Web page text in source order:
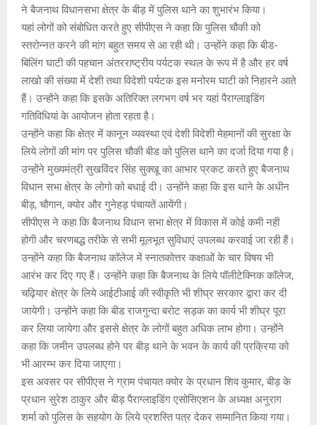
ने बैजनाथ विधानसभा क्षेत्र के बीड़ में पुलिस थाने का शुभारंभ किया।
यहां लोगों को संबोधित करते हुए सीपीएस ने कहा कि पुलिस चौकी को
स्तरोन्नत करने की मांग बहुत समय से आ रही थी। उन्होंने कहा कि बीड-
बिलिंग घाटी की पहचान अंतरराष्ट्रीय पर्यटक स्थल के रूप में है और हर वर्ष
लाखो की संख्या में देशी तथा विदेशी पर्यटक इस मनोरम घाटी को निहारने आते
हैं। उन्होंने कहा कि इसके अतिरिक्त लगभग वर्ष भर यहां पैराग्लाइडिंग
गतिविधियां के आयोजन होता रहता है।
उन्होंने कहा कि क्षेत्र में कानून व्यवस्था एवं देशी विदेशी मेहमानों की सुरक्षा के
लिये लोगों की मांग पर पुलिस चौकी बीड को पुलिस थाने का दर्जा दिया गया है।
उन्होंने मुख्यमंत्री सुखविंदर सिंह सुक्खू का आभार प्रकट करते हुए बैजनाथ
विधान सभा क्षेत्र के लोगो को बधाई दी। उन्होंने कहा कि इस थाने के अधीन
बीड़, चौगान, क्योर और गुनेहड़ पंचायतें आयेंगी।
सीपीएस ने कहा कि बैजनाथ विधान सभा क्षेत्र में विकास में कोई कमी नही
होगी और चरणबद्ध तरीके से सभी मूलभूत सुविधाएं उपलब्ध करवाई जा रही हैं।
उन्होंने कहा कि बैजनाथ कॉलेज में स्नातकोत्तर कक्षाओं के चार विषय भी
आरंभ कर दिए गए हैं। उन्होंने कहा कि बैजनाथ के लिये पॉलीटेक्निक कॉलेज,
चढ़ियार क्षेत्र के लिये आईटीआई की स्वीकृति भी शीघ्र सरकार द्वारा कर दी
जायेगी। उन्होंने कहा कि बीड राजगुन्दा बरोट सड़क का कार्य भी शीघ्र पूरा
कर लिया जायेगा और इससे क्षेत्र के लोगों बहुत अधिक लाभ होगा। उन्होंने
कहा कि जमीन उपलब्ध होने पर बीड़ थाने के भवन के कार्य की प्रक्रिया को
भी आरम्भ कर दिया जाएगा।
इस अवसर पर सीपीएस ने ग्राम पंचायत क्योर के प्रधान शिव कुमार, बीड़ के
प्रधान सुरेश ठाकुर और बीड़ पैराग्लाइडिंग एसोसिएशन के अध्यक्ष अनुराग
शर्मा को पुलिस के सहयोग के लिये प्रशस्ति पत्र देकर सम्मानित किया गया।